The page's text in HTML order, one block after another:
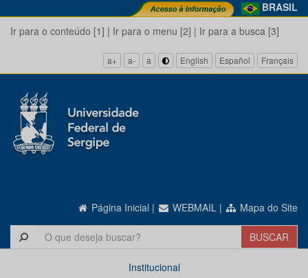
BRASIL
Ir para o conteúdo [1] | Ir para o menu [2] | Ir para a busca [3]
a+ a- a English Español Français
Página Inicial | WEBMAIL | Mapa do Site
Institucional